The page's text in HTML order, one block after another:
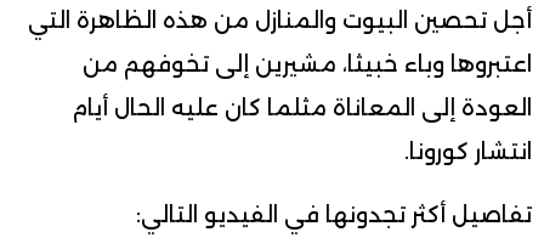
أجل تحصين البيوت والمنازل من هذه الظاهرة التي
اعتبروها وباء خبيثا، مشيرين إلى تخوفهم من
العودة إلى المعاناة مثلما كان عليه الحال أيام
انتشار كورونا.
تفاصيل أكثر تجدونها في الفيديو التالي: